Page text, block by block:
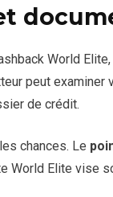
World
peut
de crédit.
chances. Le
World Elite vise